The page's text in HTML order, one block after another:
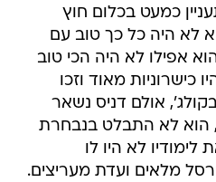
כמעט בכלום חוץ
לא היה כל כך טוב עם
אפילו לא היה הכי טוב
כישרוניות מאוד וזכו
אולם דניס נשאר
1.80 מטר, הוא לא התבלט בנבחרת
לא היו לו
מלאים ועדת מעריצים.